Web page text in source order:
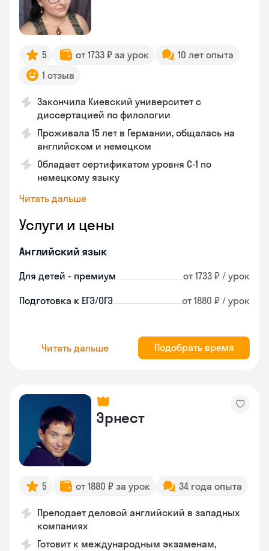
5 от 1733 ₽ за урок
10 лет опыта
1 отзыв
Закончила Киевский университет с
диссертацией по филологии
Проживала 15 лет в Германии, общалась на
английском и немецком
Обладает сертификатом уровня C-1 по
немецкому языку
Читать дальше
Услуги и цены
Английский язык
Для детей - премиум от 1733 ₽ / урок
Подготовка к ЕГЭ/ОГЭ от 1880 ₽ / урок
Читать дальше Подобрать время
Эрнест
5 от 1880 ₽ за урок 34 года опыта
Преподает деловой английский в западных
компаниях
Готовит к международным экзаменам,